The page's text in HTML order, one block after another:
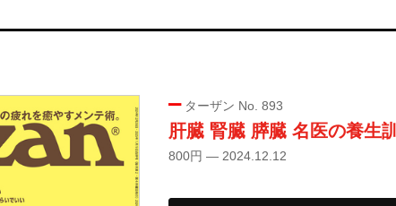
ターザン No. 893
肝臓 腎臓 膵臓 名医の養生訓
800円 — 2024.12.12